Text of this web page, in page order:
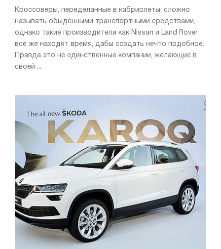
Кроссоверы, переделанные в кабриолеты, сложно
называть обыденными транспортными средствами,
однако такие производители как Nissan и Land Rover
все же находят время, дабы создать нечто подобное.
Правда это не единственные компании, желающие в
своей ...